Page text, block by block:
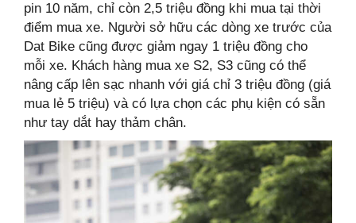
pin 10 năm, chỉ còn 2,5 triệu đồng khi mua tại thời
điểm mua xe. Người sở hữu các dòng xe trước của
Dat Bike cũng được giảm ngay 1 triệu đồng cho
mỗi xe. Khách hàng mua xe S2, S3 cũng có thể
nâng cấp lên sạc nhanh với giá chỉ 3 triệu đồng (giá
mua lẻ 5 triệu) và có lựa chọn các phụ kiện có sẵn
như tay dắt hay thảm chân.